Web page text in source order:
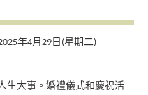
年4月29日(星期二)
生大事。婚禮儀式和慶祝活